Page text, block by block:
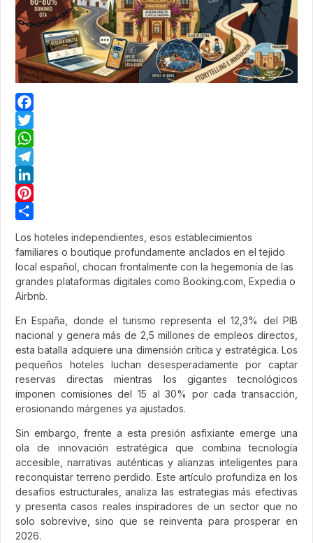
Facebook
Twitter
WhatsApp
Telegram
LinkedIn
Pinterest
Los hoteles independientes, esos establecimientos
familiares o boutique profundamente anclados en el tejido
local español, chocan frontalmente con la hegemonía de las
grandes plataformas digitales como Booking.com, Expedia o
Airbnb.
En España, donde el turismo representa el 12,3% del PIB
nacional y genera más de 2,5 millones de empleos directos,
esta batalla adquiere una dimensión crítica y estratégica. Los
pequeños hoteles luchan desesperadamente por captar
reservas directas mientras los gigantes tecnológicos
imponen comisiones del 15 al 30% por cada transacción,
erosionando márgenes ya ajustados.
Sin embargo, frente a esta presión asfixiante emerge una
ola de innovación estratégica que combina tecnología
accesible, narrativas auténticas y alianzas inteligentes para
reconquistar terreno perdido. Este artículo profundiza en los
desafíos estructurales, analiza las estrategias más efectivas
y presenta casos reales inspiradores de un sector que no
solo sobrevive, sino que se reinventa para prosperar en
2026.